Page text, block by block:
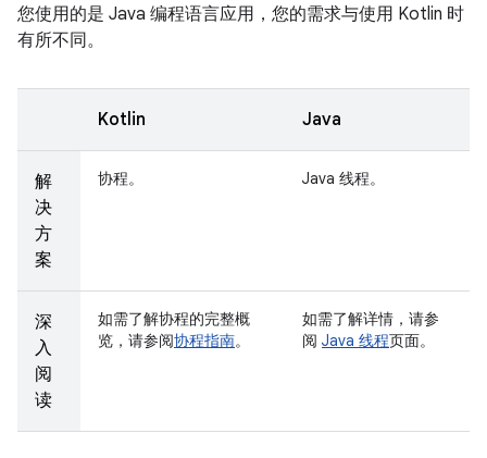
您使用的是 Java 编程语言应用，您的需求与使用 Kotlin 时
有所不同。
Kotlin Java
解
决
方
案
协程。 Java 线程。
深
入
阅
读
如需了解协程的完整概
览，请参阅协程指南。
如需了解详情，请参
阅 Java 线程页面。